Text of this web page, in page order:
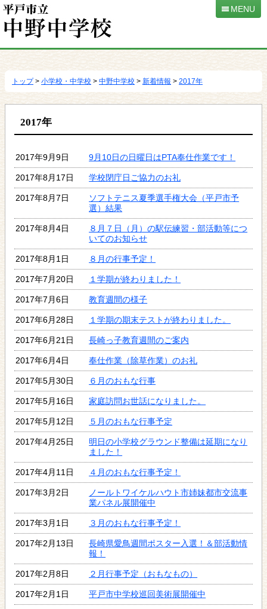
移
MENU
トップ> 小学校・中学校 > 中野中学校 > 新着情報 > 2017年
2017年
2017年9月9日 9月10日の日曜日はPTA奉仕作業です！
2017年8月17日 学校閉庁日ご協力のお礼
2017年8月7日
ソフトテニス夏季選手権大会（平戸市予
選）結果
2017年8月4日
８月７日（月）の駅伝練習・部活動等につ
いてのお知らせ
2017年8月1日 ８月の行事予定！
2017年7月20日 １学期が終わりました！
2017年7月6日 教育週間の様子
2017年6月28日 １学期の期末テストが終わりました。
2017年6月21日 長崎っ子教育週間のご案内
2017年6月4日 奉仕作業（除草作業）のお礼
2017年5月30日 ６月のおもな行事
2017年5月16日 家庭訪問お世話になりました。
2017年5月12日 ５月のおもな行事予定
2017年4月25日
明日の小学校グラウンド整備は延期になり
ました！
2017年4月11日 ４月のおもな行事予定！
2017年3月2日
ノールトワイケルハウト市姉妹都市交流事
業パネル展開催中
2017年3月1日 ３月のおもな行事予定！
2017年2月13日
長崎県愛鳥週間ポスター入選！＆部活動情
報！
2017年2月8日 ２月行事予定（おもなもの）
2017年2月1日 平戸市中学校巡回美術展開催中